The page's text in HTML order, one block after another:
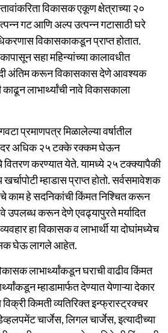
विकासक एकूण क्षेत्राच्या २०
गट आणि अल्प उत्पन्न गटासाठी घरे
विकासकाकडून प्राप्त होतात.
सहा महिन्यांच्या कालावधीत
अंतिम करून विकासकास देणे आवश्यक
लाभार्थ्यांची नावे विकासकाला
प्रमाणपत्र मिळालेल्या वर्षातील
दर अधिक २५ टक्के रक्कम घेऊन
वितरण करण्यात येते. यामध्ये २५ टक्क्यापैकी
म्हाडास प्राप्त होतो. सर्वसमावेशक
काम हे सदनिकांची किंमत निश्चित करून
उपलब्ध करून देणे एवढ्यापुरते मर्यादित
हा विकासक व लाभार्थी या दोघांमध्येच
घेऊ लागले आहेत.
लाभार्थ्यांकडून घराची वाढीव किंमत
म्हाडामार्फत देण्यात येणाऱ्या देकार
किमती व्यतिरिक्त इन्फ्रास्ट्रक्चर
चार्जेस, लिगल चार्जेस, इत्यादीच्या